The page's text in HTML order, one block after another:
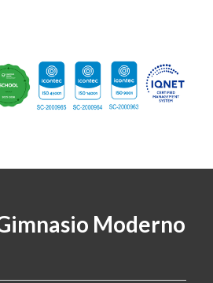
Moderno